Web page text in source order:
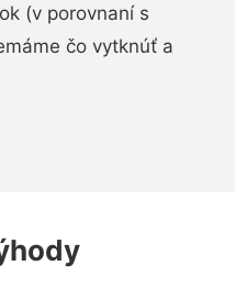
(v porovnaní s
čo vytknúť a